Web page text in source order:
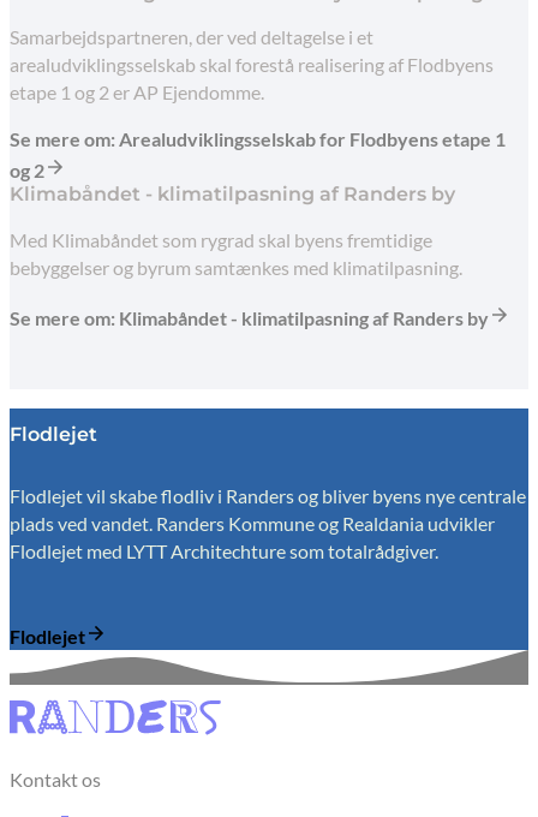
Samarbejdspartneren, der ved deltagelse i et
arealudviklingsselskab skal forestå realisering af Flodbyens
etape 1 og 2 er AP Ejendomme.
Se mere om: Arealudviklingsselskab for Flodbyens etape 1
og 2
Klimabåndet - klimatilpasning af Randers by
Med Klimabåndet som rygrad skal byens fremtidige
bebyggelser og byrum samtænkes med klimatilpasning.
Se mere om: Klimabåndet - klimatilpasning af Randers by
Flodlejet
Flodlejet vil skabe flodliv i Randers og bliver byens nye centrale
plads ved vandet. Randers Kommune og Realdania udvikler
Flodlejet med LYTT Architechture som totalrådgiver.
Flodlejet
Kontakt os